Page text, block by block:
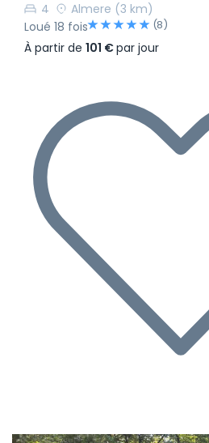
4
Almere (3 km)
Loué 18 fois
(8)
À partir de 101 €par jour